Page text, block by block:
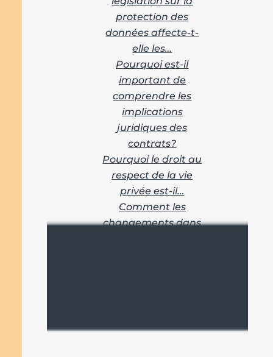
protection des
données affecte-t-
elle les…
Pourquoi est-il
important de
comprendre les
implications
juridiques des
contrats?
Pourquoi le droit au
respect de la vie
privée est-il…
Comment les
changements dans